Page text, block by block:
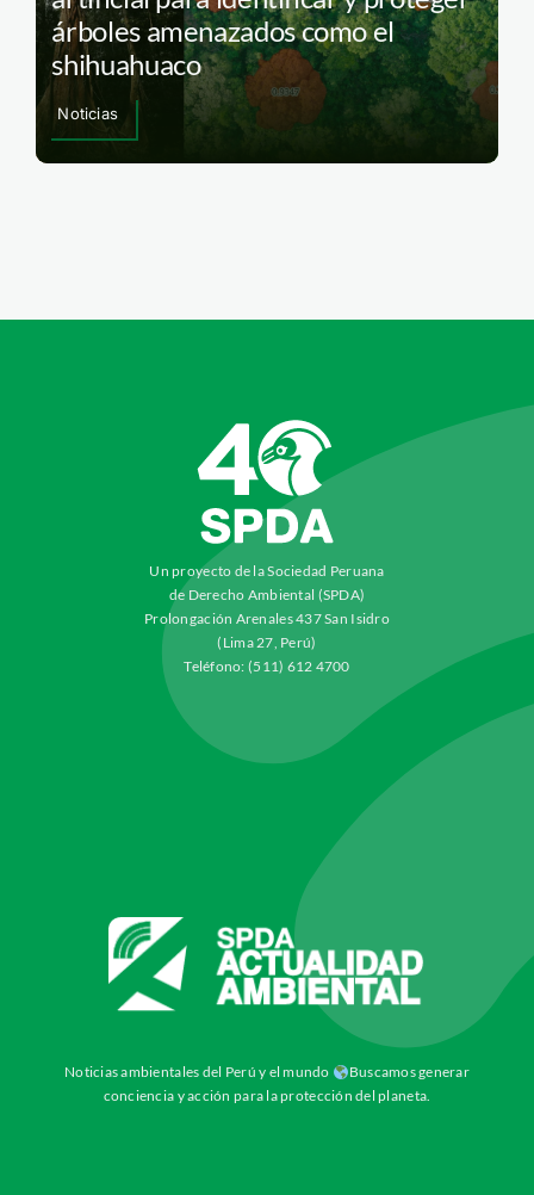
árboles amenazados como el
shihuahuaco
Noticias
Un proyecto de la Sociedad Peruana
de Derecho Ambiental (SPDA)
Prolongación Arenales 437 San Isidro
(Lima 27, Perú)
Teléfono: (511) 612 4700
Noticias ambientales del Perú y el mundo
Buscamos generar
conciencia y acción para la protección del planeta.